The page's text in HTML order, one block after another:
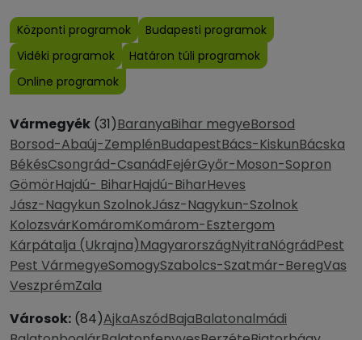
Központi programok
Budapesti programok
Vidéki programok
Határon túli programok
Online programok
Vármegyék (31)BaranyaBihar megyeBorsod
Borsod-Abaúj-ZemplénBudapestBács-KiskunBácska
BékésCsongrád-CsanádFejérGyőr-Moson-Sopron
GömörHajdú- BiharHajdú-BiharHeves
Jász-Nagykun SzolnokJász-Nagykun-Szolnok
KolozsvárKomáromKomárom-Esztergom
Kárpátalja (Ukrajna)MagyarországNyitraNógrádPest
Pest VármegyeSomogySzabolcs-Szatmár-BeregVas
VeszprémZala
Városok: (84)AjkaAszódBajaBalatonalmádi